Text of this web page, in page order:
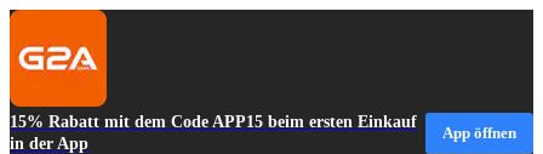
15% Rabatt mit dem Code APP15 beim ersten Einkauf
in der App
App öffnen